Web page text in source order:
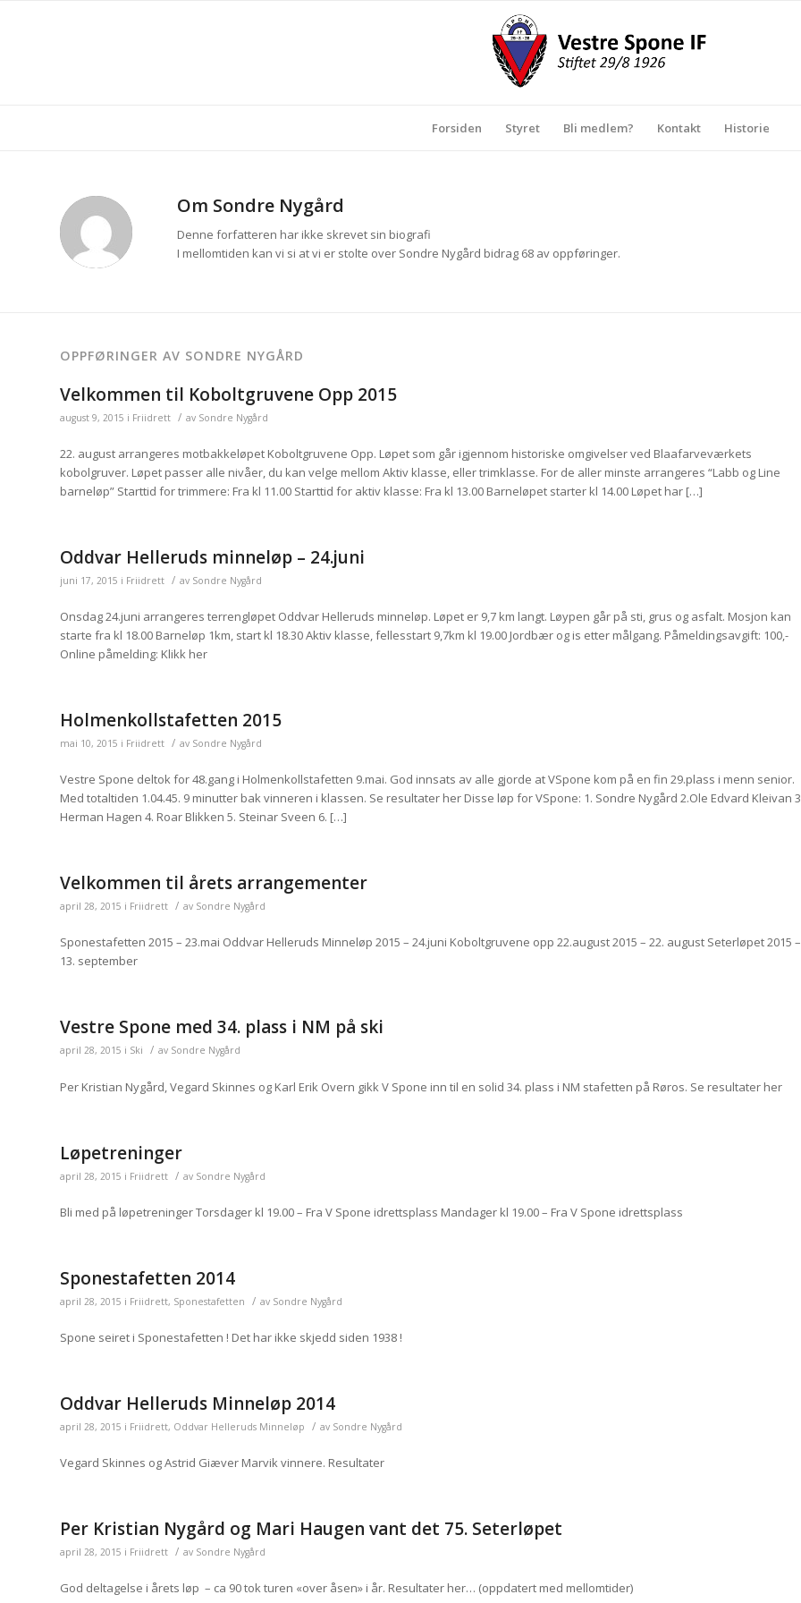
Forsiden Styret Bli medlem? Kontakt Historie
Om Sondre Nygård
Denne forfatteren har ikke skrevet sin biografi
I mellomtiden kan vi si at vi er stolte over Sondre Nygård bidrag 68 av oppføringer.
OPPFØRINGER AV SONDRE NYGÅRD
Velkommen til Koboltgruvene Opp 2015
august 9, 2015 i Friidrett / av Sondre Nygård
22. august arrangeres motbakkeløpet Koboltgruvene Opp. Løpet som går igjennom historiske omgivelser ved Blaafarveværkets
kobolgruver. Løpet passer alle nivåer, du kan velge mellom Aktiv klasse, eller trimklasse. For de aller minste arrangeres “Labb og Line
barneløp” Starttid for trimmere: Fra kl 11.00 Starttid for aktiv klasse: Fra kl 13.00 Barneløpet starter kl 14.00 Løpet har […]
Oddvar Helleruds minneløp – 24.juni
juni 17, 2015 i Friidrett / av Sondre Nygård
Onsdag 24.juni arrangeres terrengløpet Oddvar Helleruds minneløp. Løpet er 9,7 km langt. Løypen går på sti, grus og asfalt. Mosjon kan
starte fra kl 18.00 Barneløp 1km, start kl 18.30 Aktiv klasse, fellesstart 9,7km kl 19.00 Jordbær og is etter målgang. Påmeldingsavgift: 100,-
Online påmelding: Klikk her
Holmenkollstafetten 2015
mai 10, 2015 i Friidrett / av Sondre Nygård
Vestre Spone deltok for 48.gang i Holmenkollstafetten 9.mai. God innsats av alle gjorde at VSpone kom på en fin 29.plass i menn senior.
Med totaltiden 1.04.45. 9 minutter bak vinneren i klassen. Se resultater her Disse løp for VSpone: 1. Sondre Nygård 2.Ole Edvard Kleivan
Herman Hagen 4. Roar Blikken 5. Steinar Sveen 6. […]
Velkommen til årets arrangementer
april 28, 2015 i Friidrett / av Sondre Nygård
Sponestafetten 2015 – 23.mai Oddvar Helleruds Minneløp 2015 – 24.juni Koboltgruvene opp 22.august 2015 – 22. august Seterløpet 2015 –
13. september
Vestre Spone med 34. plass i NM på ski
april 28, 2015 i Ski / av Sondre Nygård
Per Kristian Nygård, Vegard Skinnes og Karl Erik Overn gikk V Spone inn til en solid 34. plass i NM stafetten på Røros. Se resultater her
Løpetreninger
april 28, 2015 i Friidrett / av Sondre Nygård
Bli med på løpetreninger Torsdager kl 19.00 – Fra V Spone idrettsplass Mandager kl 19.00 – Fra V Spone idrettsplass
Sponestafetten 2014
april 28, 2015 i Friidrett, Sponestafetten / av Sondre Nygård
Spone seiret i Sponestafetten ! Det har ikke skjedd siden 1938 !
Oddvar Helleruds Minneløp 2014
april 28, 2015 i Friidrett, Oddvar Helleruds Minneløp / av Sondre Nygård
Vegard Skinnes og Astrid Giæver Marvik vinnere. Resultater
Per Kristian Nygård og Mari Haugen vant det 75. Seterløpet
april 28, 2015 i Friidrett / av Sondre Nygård
God deltagelse i årets løp – ca 90 tok turen «over åsen» i år. Resultater her… (oppdatert med mellomtider)